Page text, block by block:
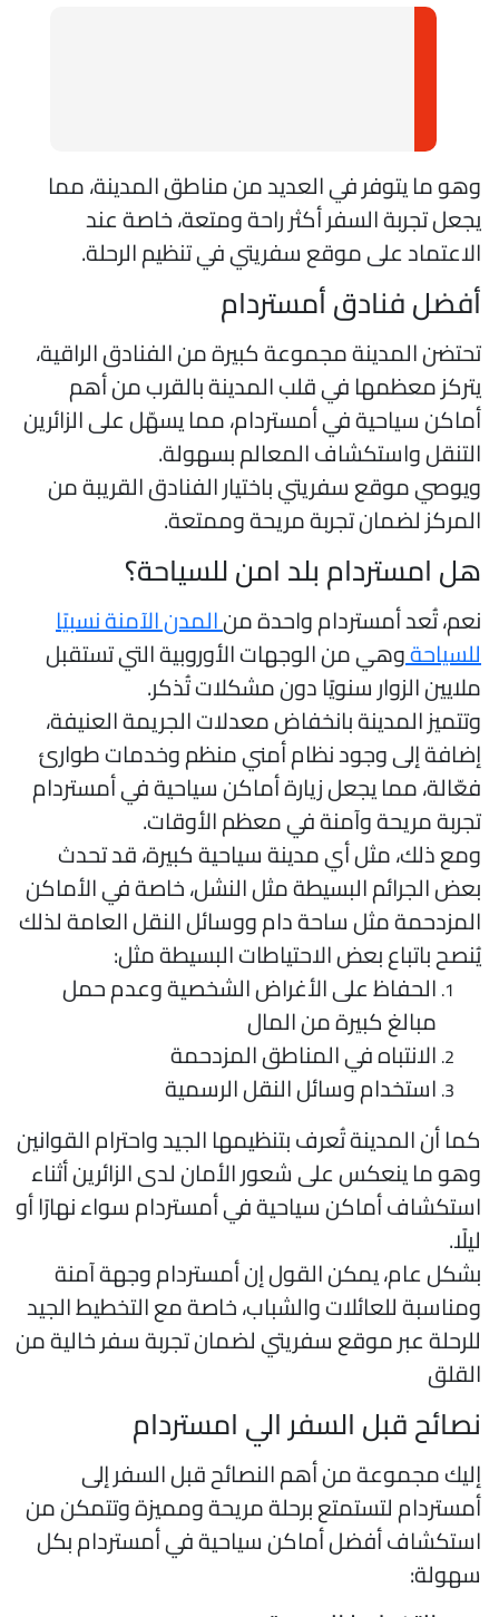
ما يتوفر في العديد من مناطق المدينة، مما
تجربة السفر أكثر راحة ومتعة، خاصة عند
على موقع سفريتي في تنظيم الرحلة.
فنادق أمستردام
المدينة مجموعة كبيرة من الفنادق الراقية،
معظمها في قلب المدينة بالقرب من أهم
سياحية في أمستردام، مما يسهّل على الزائرين
واستكشاف المعالم بسهولة.
موقع سفريتي باختيار الفنادق القريبة من
لضمان تجربة مريحة وممتعة.
امستردام بلد امن للسياحة؟
تُعد أمستردام واحدة منالمدن الآمنة نسبيًا
وهي من الوجهات الأوروبية التي تستقبل
الزوار سنويًا دون مشكلات تُذكر.
المدينة بانخفاض معدلات الجريمة العنيفة،
إلى وجود نظام أمني منظم وخدمات طوارئ
مما يجعل زيارة أماكن سياحية في أمستردام
مريحة وآمنة في معظم الأوقات.
ذلك، مثل أي مدينة سياحية كبيرة، قد تحدث
الجرائم البسيطة مثل النشل، خاصة في الأماكن
مثل ساحة دام ووسائل النقل العامة لذلك
باتباع بعض الاحتياطات البسيطة مثل:
الحفاظ على الأغراض الشخصية وعدم حمل
مبالغ كبيرة من المال
الانتباه في المناطق المزدحمة
استخدام وسائل النقل الرسمية
أن المدينة تُعرف بتنظيمها الجيد واحترام القوانين
ما ينعكس على شعور الأمان لدى الزائرين أثناء
أماكن سياحية في أمستردام سواء نهارًا أو
عام، يمكن القول إن أمستردام وجهة آمنة
للعائلات والشباب، خاصة مع التخطيط الجيد
عبر موقع سفريتي لضمان تجربة سفر خالية من
قبل السفر الي امستردام
مجموعة من أهم النصائح قبل السفر إلى
لتستمتع برحلة مريحة ومميزة وتتمكن من
أفضل أماكن سياحية في أمستردام بكل